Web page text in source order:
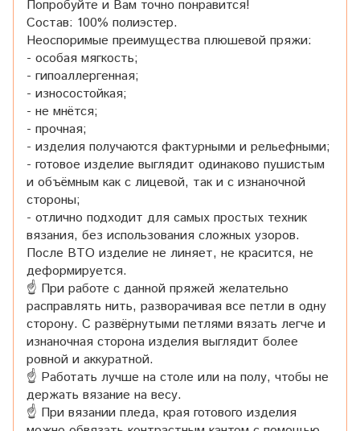
Попробуйте и Вам точно понравится!
Состав: 100% полиэстер.
Неоспоримые преимущества плюшевой пряжи:
- особая мягкость;
- гипоаллергенная;
- износостойкая;
- не мнётся;
- прочная;
- изделия получаются фактурными и рельефными;
- готовое изделие выглядит одинаково пушистым
и объёмным как с лицевой, так и с изнаночной
стороны;
- отлично подходит для самых простых техник
вязания, без использования сложных узоров.
После ВТО изделие не линяет, не красится, не
деформируется.
☝ При работе с данной пряжей желательно
расправлять нить, разворачивая все петли в одну
сторону. С развёрнутыми петлями вязать легче и
изнаночная сторона изделия выглядит более
ровной и аккуратной.
☝ Работать лучше на столе или на полу, чтобы не
держать вязание на весу.
☝ При вязании пледа, края готового изделия